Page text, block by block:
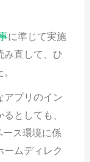
に準じて実施
み直して、ひ
アプリのイン
としても、
ース環境に係
ームディレク